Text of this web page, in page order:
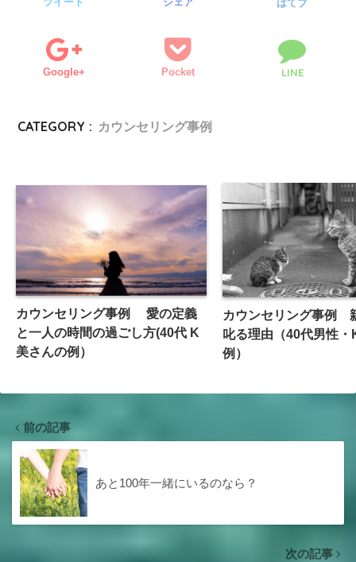
はてブ
Google+ Pocket LINE
CATEGORY : カウンセリング事例
カウンセリング事例 愛の定義
と一人の時間の過ごし方(40代 K
美さんの例）
カウンセリング事例
叱る理由（40代男性・
例）
前の記事
あと100年一緒にいるのなら？
次の記事